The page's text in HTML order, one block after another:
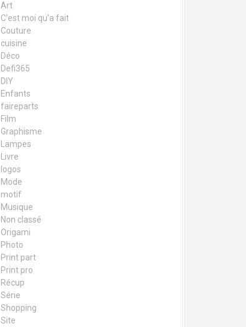
Art
C'est moi qu'a fait
Couture
cuisine
Déco
Defi365
DIY
Enfants
faireparts
Film
Graphisme
Lampes
Livre
logos
Mode
motif
Musique
Non classé
Origami
Photo
Print part
Print pro
Récup
Série
Shopping
Site